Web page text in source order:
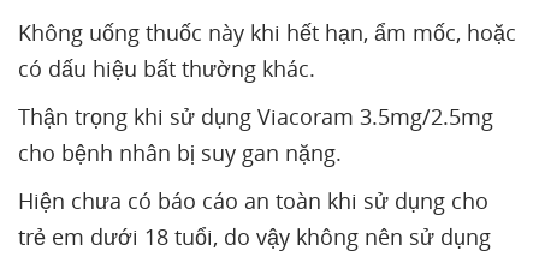
Không uống thuốc này khi hết hạn, ẩm mốc, hoặc
có dấu hiệu bất thường khác.
Thận trọng khi sử dụng Viacoram 3.5mg/2.5mg
cho bệnh nhân bị suy gan nặng.
Hiện chưa có báo cáo an toàn khi sử dụng cho
trẻ em dưới 18 tuổi, do vậy không nên sử dụng